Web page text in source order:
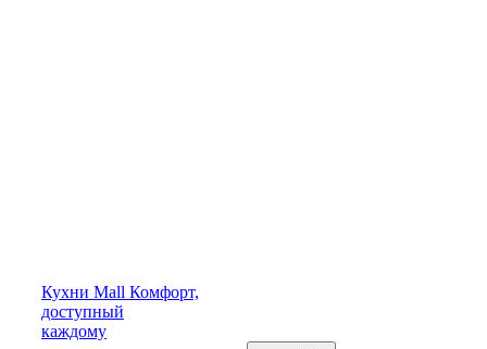
Кухни Mall Комфорт,
доступный
каждому